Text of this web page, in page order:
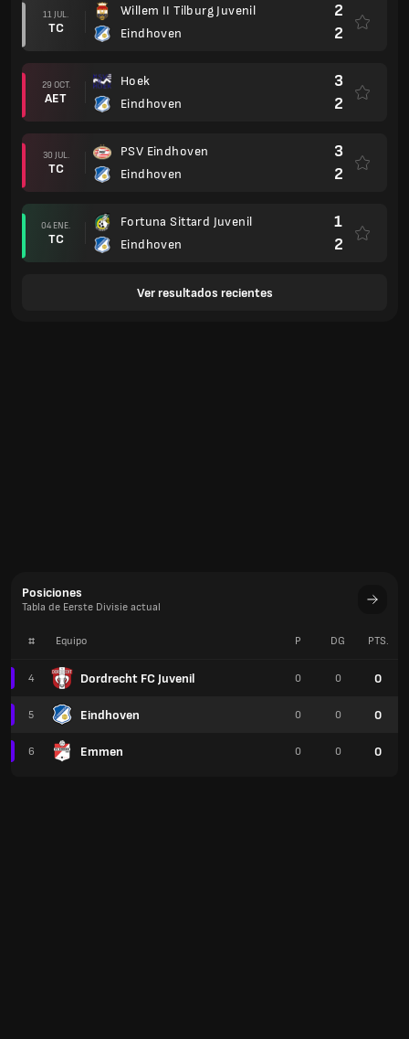
11 JUL.
TC
Willem II Tilburg Juvenil
Eindhoven
2
2
29 OCT.
AET
Hoek
Eindhoven
3
2
30 JUL.
TC
PSV Eindhoven
Eindhoven
3
2
04 ENE.
TC
Fortuna Sittard Juvenil
Eindhoven
1
2
Ver resultados recientes
Posiciones
Tabla de Eerste Divisie actual
# Equipo
4 Dordrecht FC Juvenil
5 Eindhoven
6 Emmen
P DG PTS.
0 0 0
0 0 0
0 0 0